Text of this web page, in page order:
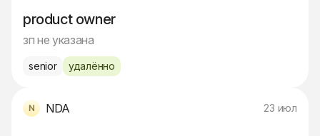
product owner
зп не указана
senior удалённо
NDA 23 июл